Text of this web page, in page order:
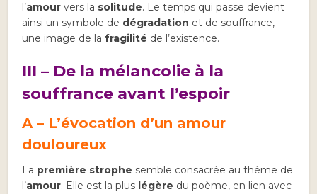
l’amour vers la solitude. Le temps qui passe devient
ainsi un symbole de dégradation et de souffrance,
une image de lafragilité de l’existence.
III – De la mélancolie à la
souffrance avant l’espoir
A – L’évocation d’un amour
douloureux
La première strophe semble consacrée au thème de
l’amour. Elle est la plus légère du poème, en lien avec